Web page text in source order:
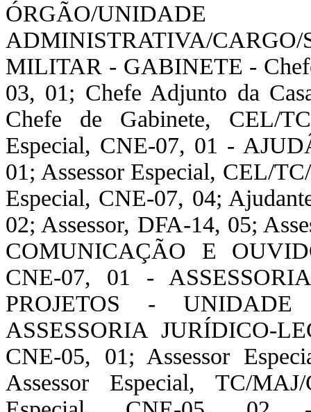
ÓRGÃO/UNIDADE
ADMINISTRATIVA/
MILITAR - GABINETE -
03, 01; Chefe Adjunto da
Chefe de Gabinete, CEL/
Especial, CNE-07, 01 -
01; Assessor Especial, CEL/
Especial, CNE-07, 04;
02; Assessor, DFA-14, 05;
COMUNICAÇÃO E
CNE-07, 01 -
PROJETOS -
ASSESSORIA JURÍDICO-
CNE-05, 01; Assessor
Assessor Especial, TC/